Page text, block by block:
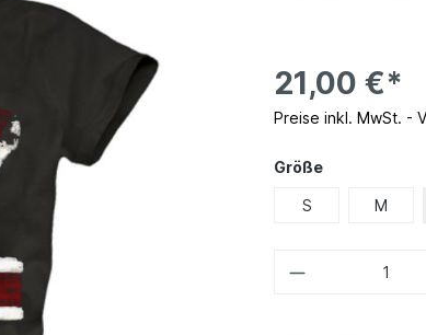
21,00 €*
Preise inkl. MwSt. -
Größe
S M